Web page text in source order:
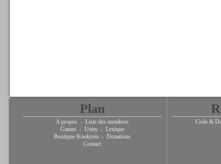
Plan
A propos - Liste des membres
Games - Unity - Lexique
Boutique Kookyoo - Donations
Contact
Code &